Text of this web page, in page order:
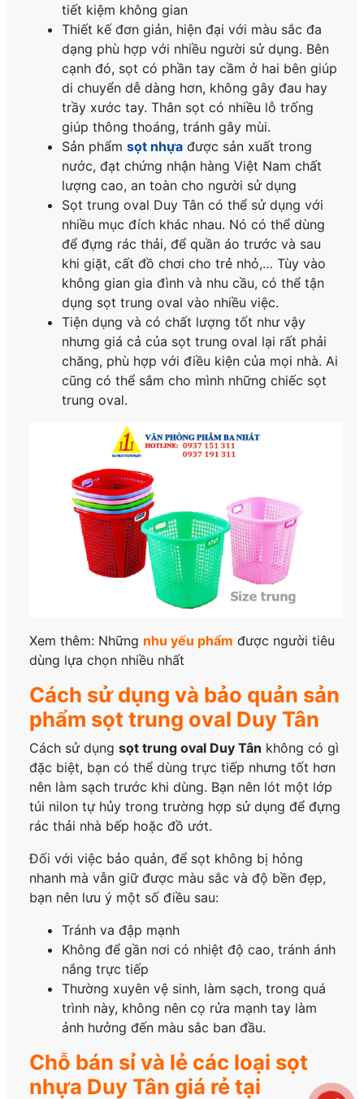
tiết kiệm không gian
Thiết kế đơn giản, hiện đại với màu sắc đa
dạng phù hợp với nhiều người sử dụng. Bên
cạnh đó, sọt có phần tay cầm ở hai bên giúp
di chuyển dễ dàng hơn, không gây đau hay
trầy xước tay. Thân sọt có nhiều lỗ trống
giúp thông thoáng, tránh gây mùi.
Sản phẩmsọt nhựa được sản xuất trong
nước, đạt chứng nhận hàng Việt Nam chất
lượng cao, an toàn cho người sử dụng
Sọt trung oval Duy Tân có thể sử dụng với
nhiều mục đích khác nhau. Nó có thể dùng
để đựng rác thải, để quần áo trước và sau
khi giặt, cất đồ chơi cho trẻ nhỏ,… Tùy vào
không gian gia đình và nhu cầu, có thể tận
dụng sọt trung oval vào nhiều việc.
Tiện dụng và có chất lượng tốt như vậy
nhưng giá cả của sọt trung oval lại rất phải
chăng, phù hợp với điều kiện của mọi nhà. Ai
cũng có thể sắm cho mình những chiếc sọt
trung oval.
Xem thêm: Những nhu yếu phẩm được người tiêu
dùng lựa chọn nhiều nhất
Cách sử dụng và bảo quản sản
phẩm sọt trung oval Duy Tân
Cách sử dụngsọt trung oval Duy Tân không có gì
đặc biệt, bạn có thể dùng trực tiếp nhưng tốt hơn
nên làm sạch trước khi dùng. Bạn nên lót một lớp
túi nilon tự hủy trong trường hợp sử dụng để đựng
rác thải nhà bếp hoặc đồ ướt.
Đối với việc bảo quản, để sọt không bị hỏng
nhanh mà vẫn giữ được màu sắc và độ bền đẹp,
bạn nên lưu ý một số điều sau:
Tránh va đập mạnh
Không để gần nơi có nhiệt độ cao, tránh ánh
nắng trực tiếp
Thường xuyên vệ sinh, làm sạch, trong quá
trình này, không nên cọ rửa mạnh tay làm
ảnh hưởng đến màu sắc ban đầu.
Chỗ bán sỉ và lẻ các loại sọt
nhựa Duy Tân giá rẻ tại